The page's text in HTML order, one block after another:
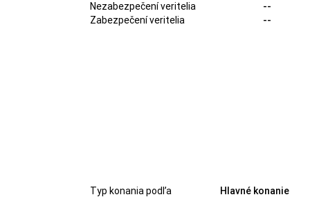
Nezabezpečení veritelia
--
Zabezpečení veritelia
--
Typ konania podľa
Hlavné konanie